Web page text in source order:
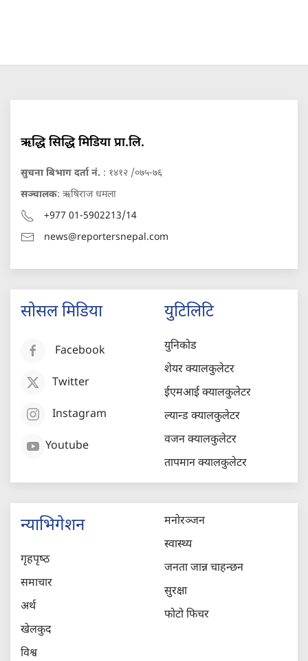
ऋद्धि सिद्धि मिडिया प्रा.लि.
सुचना बिभाग दर्ता नं. : १४१२ /०७५-७६
सञ्चालक: ऋषिराज धमला
+977 01-5902213/14
news@reportersnepal.com
सोसल मिडिया
Facebook
Twitter
Instagram
Youtube
युटिलिटि
युनिकोड
शेयर क्यालकुलेटर
ईएमआई क्यालकुलेटर
ल्यान्ड क्यालकुलेटर
वजन क्यालकुलेटर
तापमान क्यालकुलेटर
न्याभिगेशन
गृहपृष्‍ठ
समाचार
अर्थ
खेलकुद
विश्व
मनोरञ्जन
स्वास्थ्य
जनता जान्न चाहन्छन
सुरक्षा
फोटो फिचर